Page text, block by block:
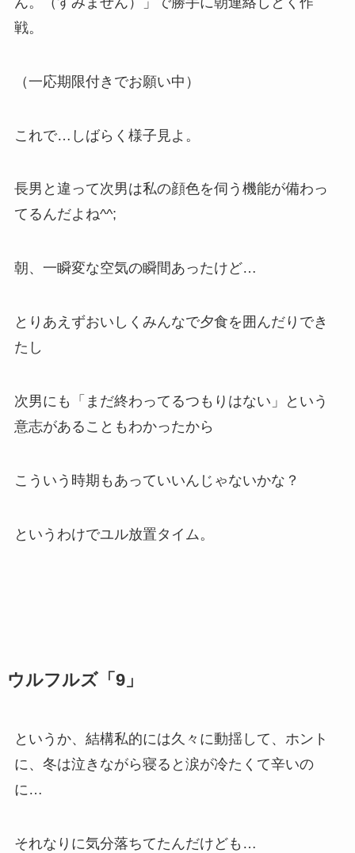
戦。
（一応期限付きでお願い中）
これで…しばらく様子見よ。
長男と違って次男は私の顔色を伺う機能が備わっ
てるんだよね^^;
朝、一瞬変な空気の瞬間あったけど…
とりあえずおいしくみんなで夕食を囲んだりでき
たし
次男にも「まだ終わってるつもりはない」という
意志があることもわかったから
こういう時期もあっていいんじゃないかな？
というわけでユル放置タイム。
ウルフルズ「9」
というか、結構私的には久々に動揺して、ホント
に、冬は泣きながら寝ると涙が冷たくて辛いの
に…
それなりに気分落ちてたんだけども…